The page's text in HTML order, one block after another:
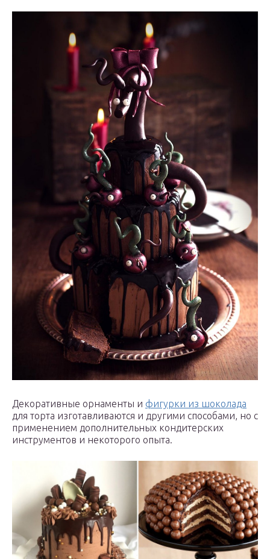
Декоративные орнаменты и фигурки из шоколада
для торта изготавливаются и другими способами, но с
применением дополнительных кондитерских
инструментов и некоторого опыта.